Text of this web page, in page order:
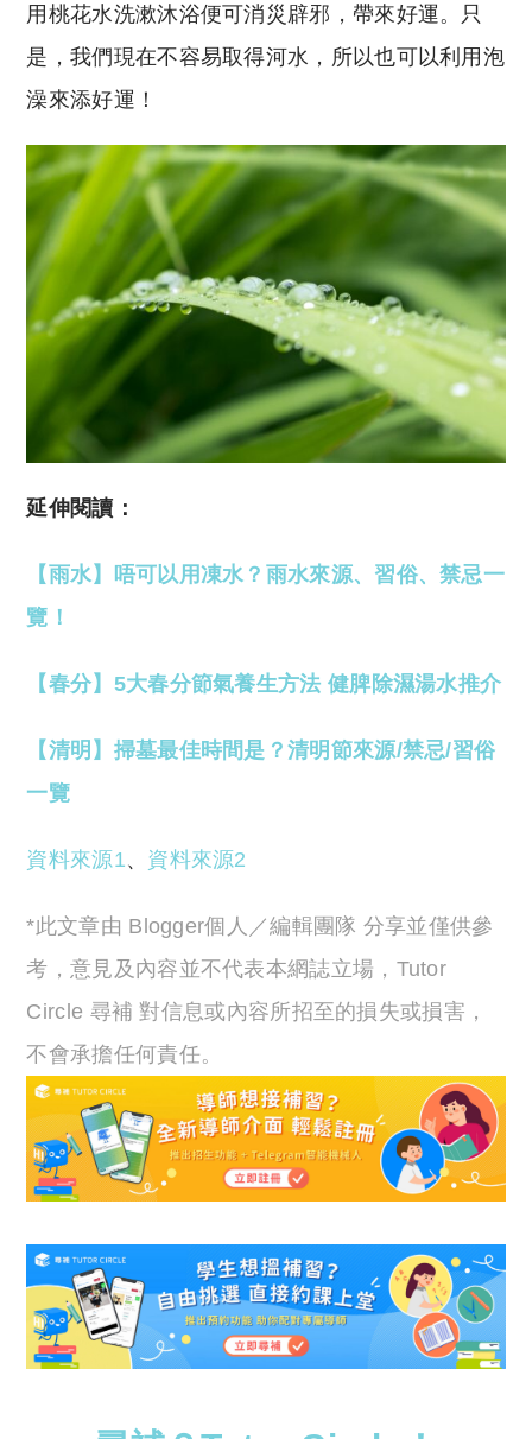
用桃花水洗漱沐浴便可消災辟邪，帶來好運。只
是，我們現在不容易取得河水，所以也可以利用泡
澡來添好運！
延伸閱讀：
【雨水】唔可以用凍水？雨水來源、習俗、禁忌一
覽！
【春分】5大春分節氣養生方法 健脾除濕湯水推介
【清明】掃墓最佳時間是？清明節來源/禁忌/習俗
一覽
資料來源1、 資料來源2
*此文章由 Blogger個人／編輯團隊 分享並僅供參
考，意見及內容並不代表本網誌立場，Tutor
Circle 尋補 對信息或內容所招至的損失或損害，
不會承擔任何責任。